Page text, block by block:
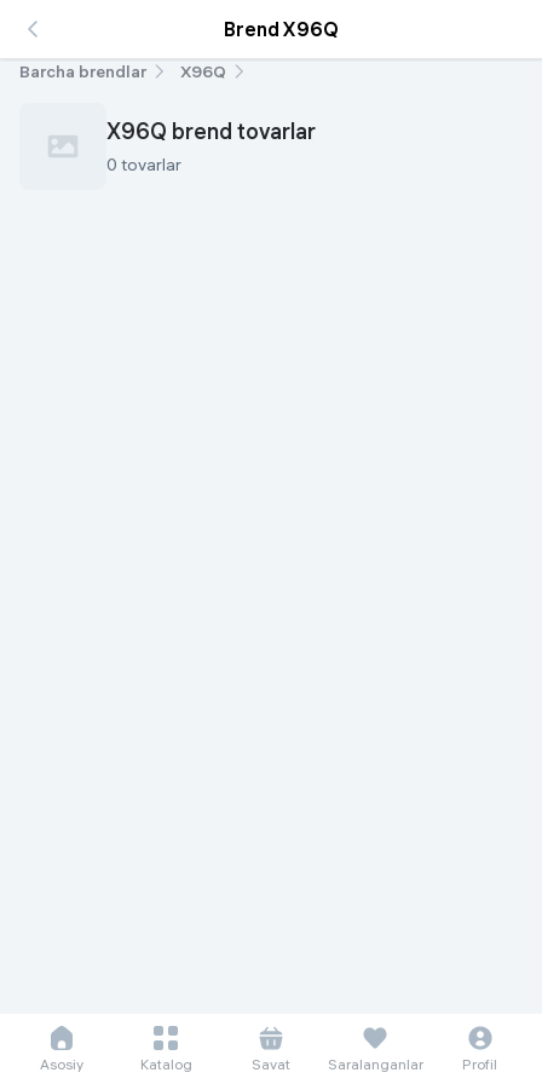
Brend X96Q
Barcha brendlar X96Q
X96Q brend tovarlar
0 tovarlar
Asosiy Katalog Savat Saralanganlar Profil